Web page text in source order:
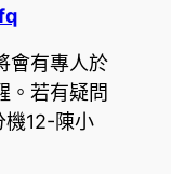
會有專人於
。若有疑問
12-陳小